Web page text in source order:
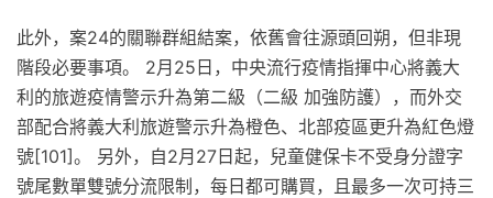
此外，案24的關聯群組結案，依舊會往源頭回朔，但非現
階段必要事項。 2月25日，中央流行疫情指揮中心將義大
利的旅遊疫情警示升為第二級（二級 加強防護），而外交
部配合將義大利旅遊警示升為橙色、北部疫區更升為紅色燈
號[101]。 另外，自2月27日起，兒童健保卡不受身分證字
號尾數單雙號分流限制，每日都可購買，且最多一次可持三